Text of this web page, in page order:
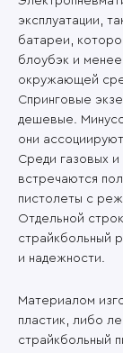
эксплуатации,
батареи,
блоубэк и
окружающей
Спринговые
дешевые.
они
Среди газовых
встречаются
пистолеты с
Отдельной
страйкбольный
и надежности.
Материалом
пластик, либо
страйкбольный